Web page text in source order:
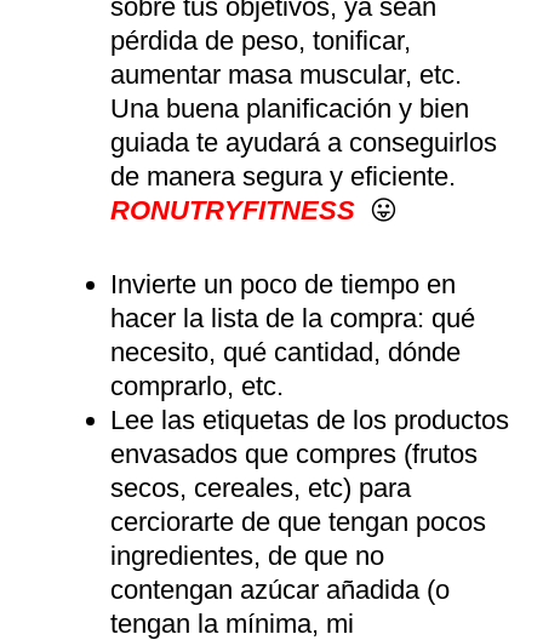
sobre tus objetivos, ya sean
pérdida de peso, tonificar,
aumentar masa muscular, etc.
Una buena planificación y bien
guiada te ayudará a conseguirlos
de manera segura y eficiente.
RONUTRYFITNESS 😛
Invierte un poco de tiempo en
hacer la lista de la compra: qué
necesito, qué cantidad, dónde
comprarlo, etc.
Lee las etiquetas de los productos
envasados que compres (frutos
secos, cereales, etc) para
cerciorarte de que tengan pocos
ingredientes, de que no
contengan azúcar añadida (o
tengan la mínima, mi